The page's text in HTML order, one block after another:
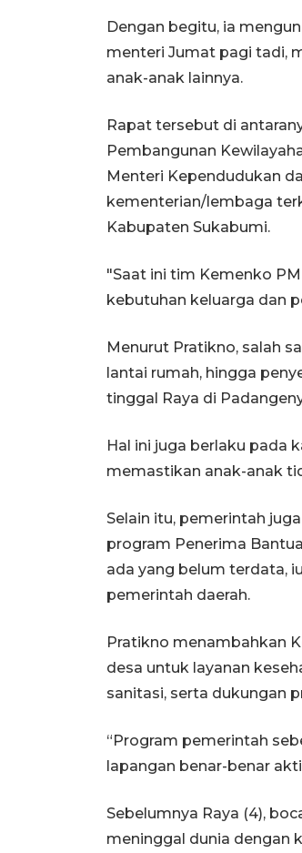
Dengan begitu, ia
menteri Jumat pagi tadi,
anak-anak lainnya.
Rapat tersebut di
Pembangunan
Menteri Kependudukan
kementerian/lembaga
Kabupaten Sukabumi.
"Saat ini tim Kemenko
kebutuhan keluarga dan
Menurut Pratikno, salah
lantai rumah, hingga
tinggal Raya di
Hal ini juga berlaku pada
memastikan anak-anak
Selain itu, pemerintah
program Penerima
ada yang belum terdata,
pemerintah daerah.
Pratikno menambahkan
desa untuk layanan
sanitasi, serta dukungan
“Program pemerintah
lapangan benar-benar
Sebelumnya Raya (4),
meninggal dunia dengan